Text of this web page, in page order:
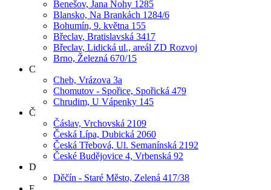
Benešov, Jana Nohy 1285
Blansko, Na Brankách 1284/6
Bohumín, 9. května 155
Břeclav, Bratislavská 3417
Břeclav, Lidická ul., areál ZD Rozvoj
Brno, Železná 670/15
C
Cheb, Vrázova 3a
Chomutov - Spořice, Spořická 479
Chrudim, U Vápenky 145
Č
Čáslav, Vrchovská 2109
Česká Lípa, Dubická 2060
Česká Třebová, Ul. Semanínská 2192
České Budějovice 4, Vrbenská 92
D
Děčín - Staré Město, Zelená 417/38